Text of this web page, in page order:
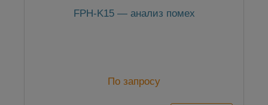
FPH-K15 — анализ помех
По запросу